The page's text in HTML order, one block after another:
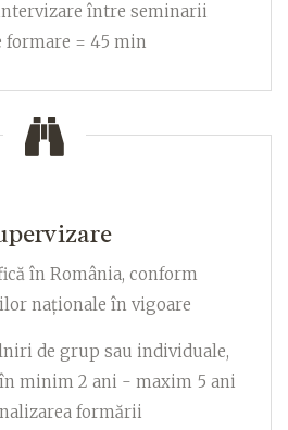
între seminarii
formare = 45 min
în România, conform
naționale în vigoare
de grup sau individuale,
minim 2 ani - maxim 5 ani
formării